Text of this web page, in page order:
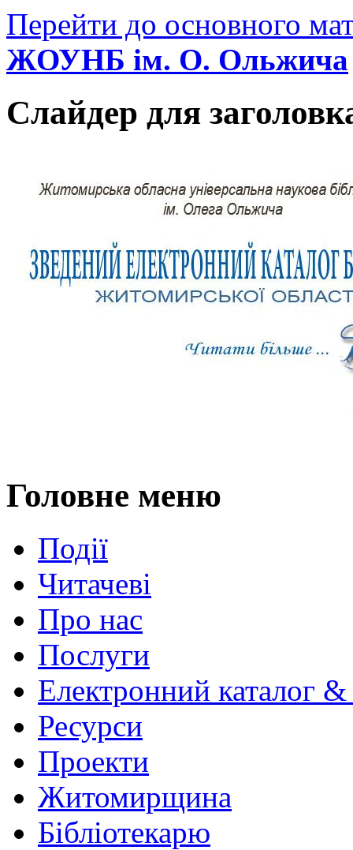
Перейти до основного
ЖОУНБ ім. О. Ольжича
Слайдер для
Головне меню
Події
Читачеві
Про нас
Послуги
Електронний каталог
Ресурси
Проекти
Житомирщина
Бібліотекарю